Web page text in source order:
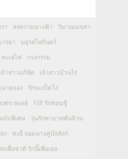
า สงครามนางฟ้า วิมานเมขลา
ารยา มธุรสโลกันตร์
ทะเลไฟ กรงกรรม
เจ้าสาวแก้ขัด เจ้าสาวบ้านไร่
นายจอง รักนะเป็ดโง่
ฟรายเดย์ VIP รักซ่อนชู้
บับพิเศษ วุ่นรักทายาทพันล้าน
ก ทงอี จอมนางคู่บัลลังก์
เพื่อชาติ รักนี้เพื่อเธอ